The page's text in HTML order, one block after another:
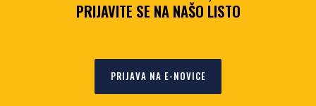
PRIJAVITE SE NA NAŠO LISTO
PRIJAVA NA E-NOVICE